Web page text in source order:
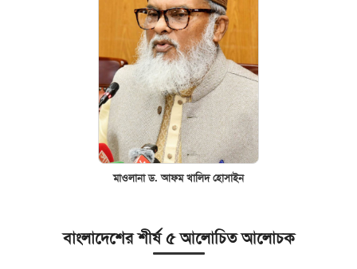
মাওলানা ড. আফম খালিদ হোসাইন
বাংলাদেশের শীর্ষ ৫ আলোচিত আলোচক